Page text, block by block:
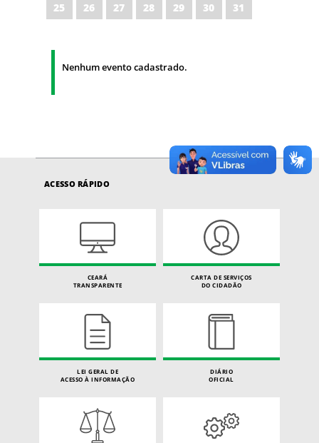
25
26 27 28 29 30 31
Nenhum evento cadastrado.
ACESSO RÁPIDO
CEARÁ
TRANSPARENTE
CARTA DE SERVIÇOS
DO CIDADÃO
LEI GERAL DE
ACESSO À INFORMAÇÃO
DIÁRIO
OFICIAL